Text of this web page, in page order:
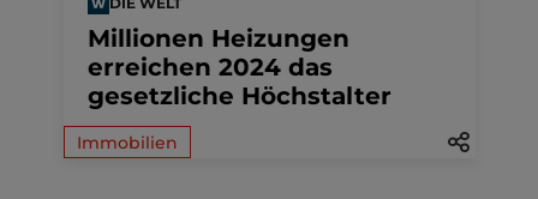
Millionen Heizungen
erreichen 2024 das
gesetzliche Höchstalter
Immobilien